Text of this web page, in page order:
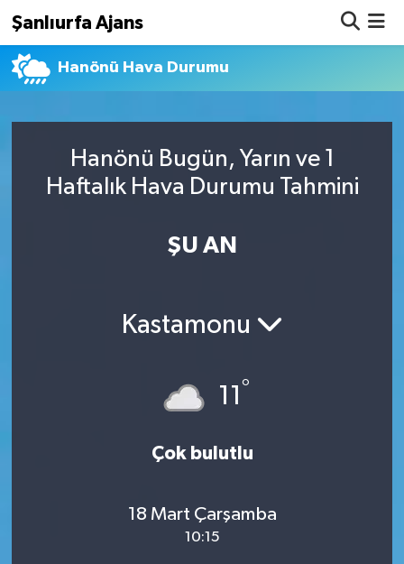
Şanlıurfa Ajans
Hanönü Hava Durumu
Hanönü Bugün, Yarın ve 1
Haftalık Hava Durumu Tahmini
ŞU AN
Kastamonu
11°
Çok bulutlu
18 Mart Çarşamba
10:15
Nöbetçi Eczaneler
Namaz Vakitleri
Süper Lig Puan Durumu ve Fikstür